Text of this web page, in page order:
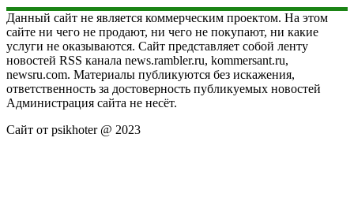
Данный сайт не является коммерческим проектом. На этом
сайте ни чего не продают, ни чего не покупают, ни какие
услуги не оказываются. Сайт представляет собой ленту
новостей RSS канала news.rambler.ru, kommersant.ru,
newsru.com. Материалы публикуются без искажения,
ответственность за достоверность публикуемых новостей
Администрация сайта не несёт.
Сайт от psikhoter @ 2023